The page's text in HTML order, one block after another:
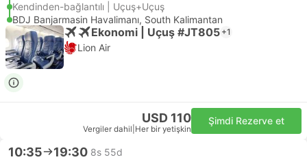
Kendinden-bağlantılı | Uçuş+Uçuş
BDJ Banjarmasin Havalimanı, South Kalimantan
Ekonomi | Uçuş #JT805 +1
Lion Air
USD 110
Vergiler dahil Her bir yetişkin
Şimdi Rezerve et
10:35 19:30 8s 55d